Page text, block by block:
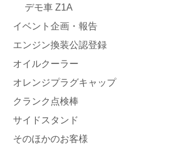
デモ車 Z1A
イベント企画・報告
エンジン換装公認登録
オイルクーラー
オレンジプラグキャップ
クランク点検棒
サイドスタンド
そのほかのお客様